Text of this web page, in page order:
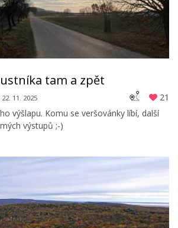
tam a zpět
22. 11. 2025
21
výšlapu. Komu se veršovánky líbí, další
výstupů ;-)